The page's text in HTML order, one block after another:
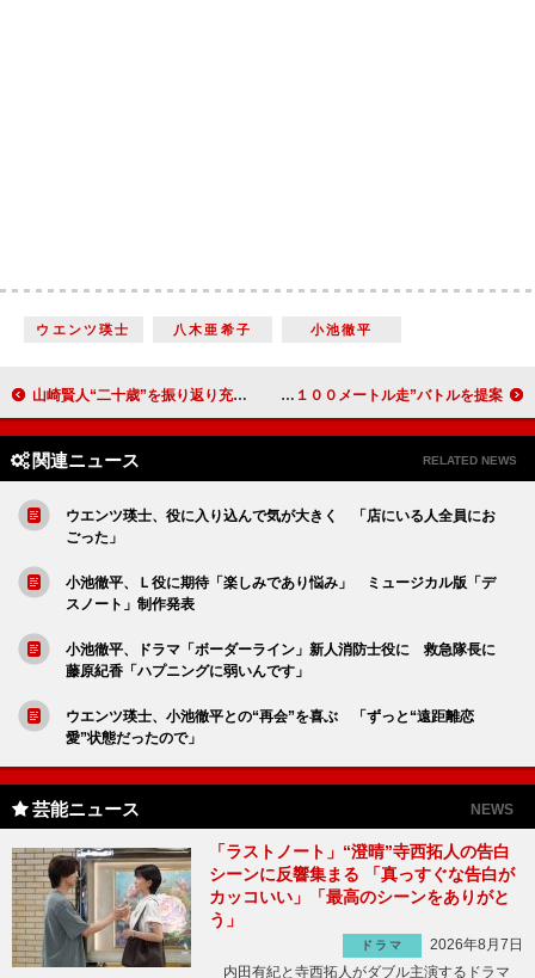
ウエンツ瑛士 八木亜希子 小池徹平
山崎賢人“二十歳”を振り返り充実感を語る 「挑戦と変化がすごくあった」 神木隆之介「全力だとどっちが速いのか…」 佐藤健に“１００メートル走”バトルを提案
関連ニュース RELATED NEWS
ウエンツ瑛士、役に入り込んで気が大きく 「店にいる人全員にお
ごった」
小池徹平、Ｌ役に期待「楽しみであり悩み」 ミュージカル版「デ
スノート」制作発表
小池徹平、ドラマ「ボーダーライン」新人消防士役に 救急隊長に
藤原紀香「ハプニングに弱いんです」
ウエンツ瑛士、小池徹平との“再会”を喜ぶ 「ずっと“遠距離恋
愛”状態だったので」
芸能ニュース NEWS
「ラストノート」“澄晴”寺西拓人の告白
シーンに反響集まる 「真っすぐな告白が
カッコいい」「最高のシーンをありがと
う」
ドラマ
2026年8月7日
内田有紀と寺西拓人がダブル主演するドラマ